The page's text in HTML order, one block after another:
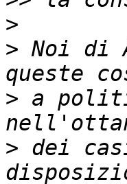
>
> Noi di
> a
> dei